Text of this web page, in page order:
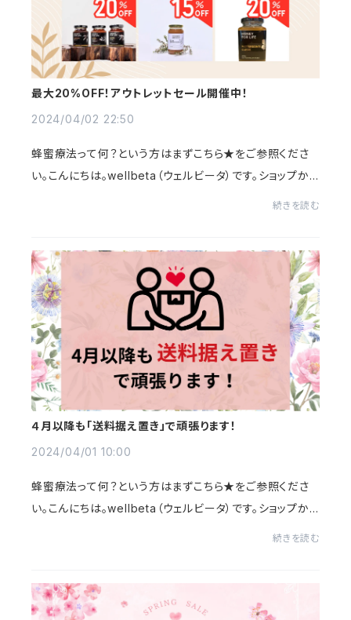
最大20%OFF！アウトレットセール開催中！
2024/04/02 22:50
蜂蜜療法って何？という方はまずこちら★をご参照くださ
い。こんにちは。wellbeta（ウェルビータ）です。ショップから
続きを読む
４月以降も「送料据え置き」で頑張ります！
2024/04/01 10:00
蜂蜜療法って何？という方はまずこちら★をご参照くださ
い。こんにちは。wellbeta（ウェルビータ）です。ショップから
続きを読む